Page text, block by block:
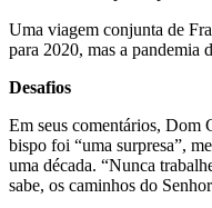
Uma viagem conjunta de
para 2020, mas a pandemia
Desafios
Em seus comentários, Dom
bispo foi “uma surpresa”,
uma década. “Nunca
sabe, os caminhos do